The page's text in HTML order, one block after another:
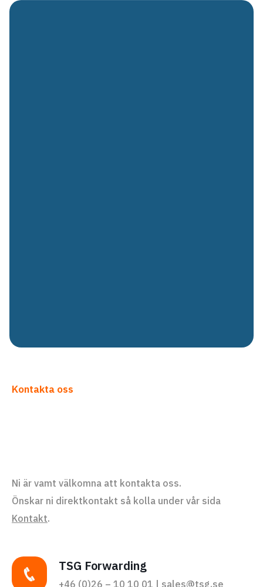
Kontakta oss
Ni är vamt välkomna att kontakta oss.
Önskar ni direktkontakt så kolla under vår sida
Kontakt.
TSG Forwarding
+46 (0)26 – 10 10 01 | sales@tsg.se